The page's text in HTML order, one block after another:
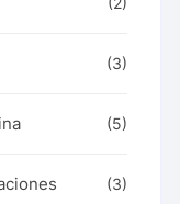
(2)
(3)
(5)
(3)